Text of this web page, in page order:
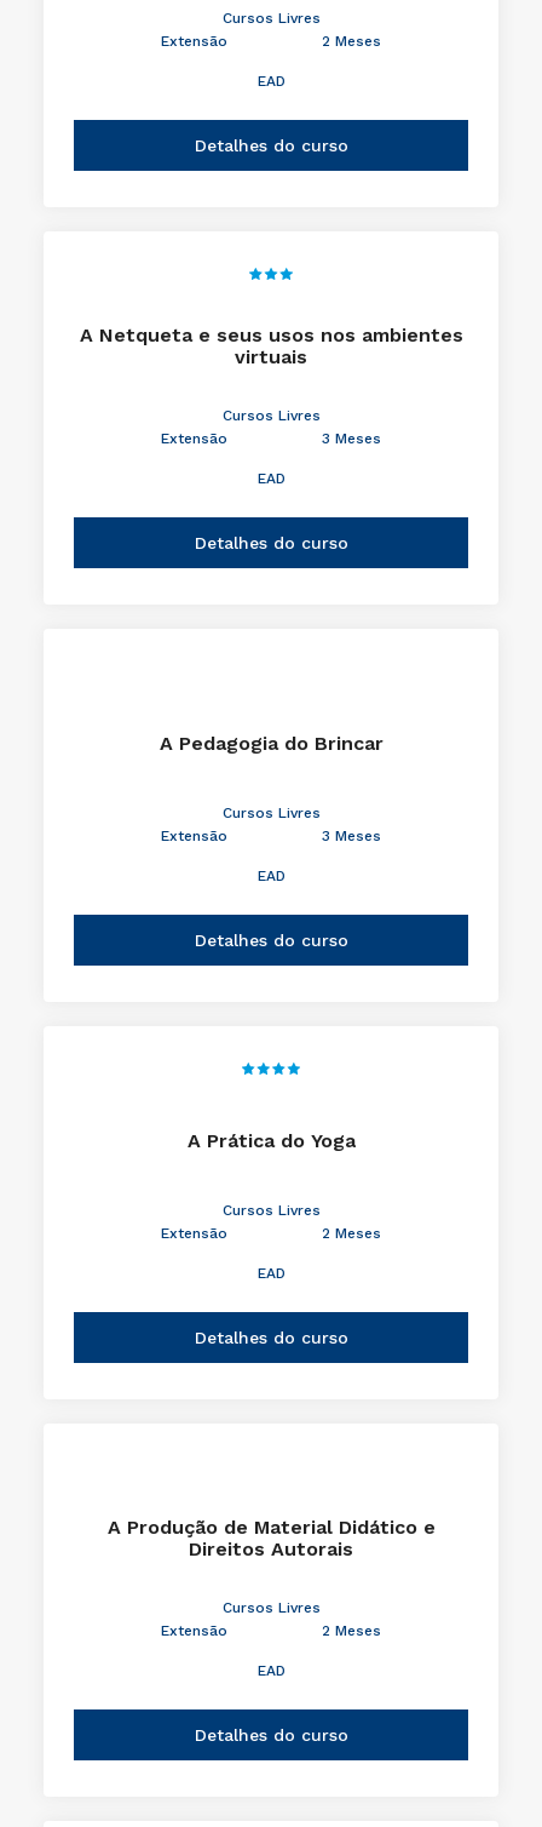
Cursos Livres
Extensão
2 Meses
EAD
Detalhes do curso
A Netqueta e seus usos nos ambientes
virtuais
Cursos Livres
Extensão
3 Meses
EAD
Detalhes do curso
A Pedagogia do Brincar
Cursos Livres
Extensão
3 Meses
EAD
Detalhes do curso
A Prática do Yoga
Cursos Livres
Extensão
2 Meses
EAD
Detalhes do curso
A Produção de Material Didático e
Direitos Autorais
Cursos Livres
Extensão
2 Meses
EAD
Detalhes do curso